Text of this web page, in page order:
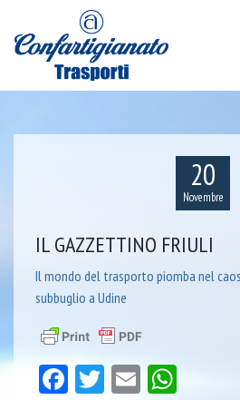
20
Novembre
IL GAZZETTINO FRIULI
Il mondo del trasporto piomba nel
subbuglio a Udine
Facebook
Twitter
Email